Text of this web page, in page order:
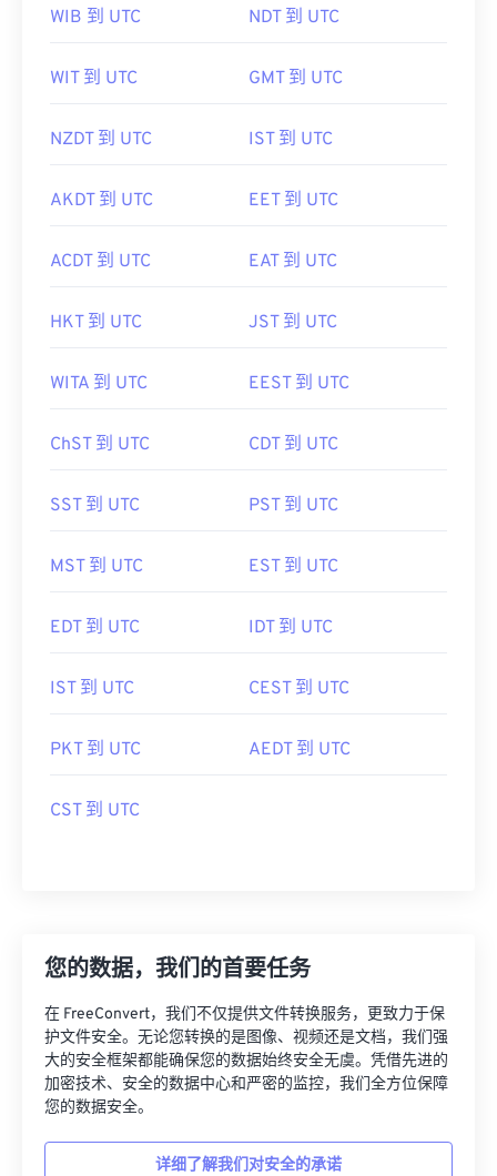
WIB 到 UTC NDT 到 UTC
WIT 到 UTC GMT 到 UTC
NZDT 到 UTC IST 到 UTC
AKDT 到 UTC EET 到 UTC
ACDT 到 UTC EAT 到 UTC
HKT 到 UTC JST 到 UTC
WITA 到 UTC EEST 到 UTC
ChST 到 UTC CDT 到 UTC
SST 到 UTC PST 到 UTC
MST 到 UTC EST 到 UTC
EDT 到 UTC IDT 到 UTC
IST 到 UTC CEST 到 UTC
PKT 到 UTC AEDT 到 UTC
CST 到 UTC
您的数据，我们的首要任务
在 FreeConvert，我们不仅提供文件转换服务，更致力于保
护文件安全。无论您转换的是图像、视频还是文档，我们强
大的安全框架都能确保您的数据始终安全无虞。凭借先进的
加密技术、安全的数据中心和严密的监控，我们全方位保障
您的数据安全。
详细了解我们对安全的承诺